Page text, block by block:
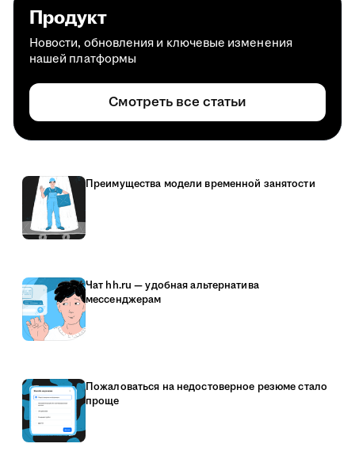
Продукт
Новости, обновления и ключевые изменения
нашей платформы
Смотреть все статьи
Преимущества модели временной занятости
Чат hh.ru — удобная альтернатива
мессенджерам
Пожаловаться на недостоверное резюме стало
проще